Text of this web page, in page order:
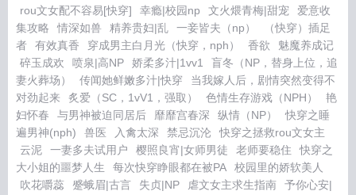
rou文女配不容易[快穿]
幸瘾|校园np 文火煨青梅|甜宠
爱意收
集攻略
情深如兽 精养贵妇|乱 一妾皆夫（np）
（快穿）插足
者
有效真香 穿成男主白月光（快穿，nph） 香欲
魅魔养成记
碎玉成欢
喷泉|高NP 娇柔多汁|1vv1
盲冬（NP，替身上位，追
妻火葬场）
传闻她鲜嫩多汁|快穿
当我嫁人后，剧情突然变得不
对劲起来
炙爱（SC，1vV1，强取） 色情生存游戏（NPH）
艳
妇怀春
与男神被迫同居后 靡靡宫春深 纵情（NP）
快穿之睡
遍男神(nph)
兽医 入禽太深 禁忌沉沦
快穿之拯救rou文女主
云泥
一妻多夫试用户 樱照良宵|女师男徒 老师要稳住
快穿之
大小姐的噩梦人生
每次快穿睁眼都在被PA
校园里的娇软美人
吹花嚼蕊
蹙蛾眉|古言 失贞|NP 虐文女主求生指南
予你心安|